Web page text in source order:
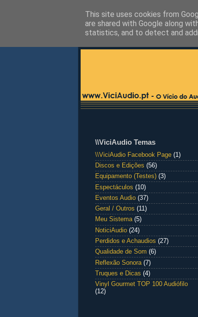
\\ViciAudio Temas
\\ViciAudio Facebook Page (1)
Discos e Edições (56)
Equipamento (Testes) (3)
Espectáculos (10)
Eventos Audio (37)
Geral / Outros (11)
Meu Sistema (5)
NoticiAudio (24)
Perdidos e Achaudios (27)
Qualidade de Som (6)
Reflexão Sonora (7)
Truques e Dicas (4)
Vinyl Gourmet TOP 100 Audiófilo
(12)
This site uses cookies from
are shared with Google along
statistics, and to detect and